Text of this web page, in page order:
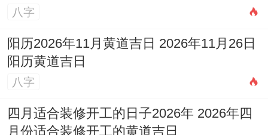
八字
阳历2026年11月黄道吉日 2026年11月26日
阳历黄道吉日
八字
四月适合装修开工的日子2026年 2026年四
月份适合装修开工的黄道吉日